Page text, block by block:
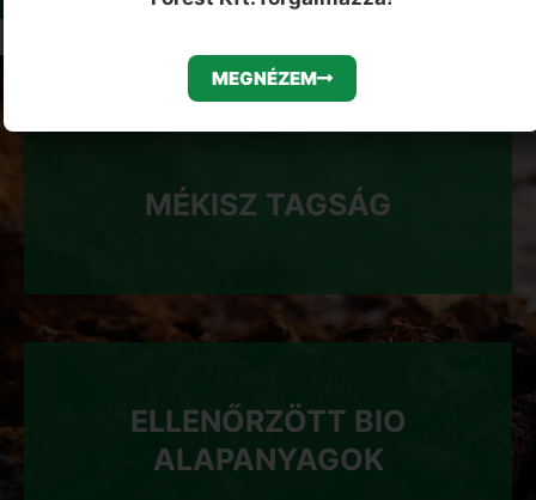
MÉKISZ TAGSÁG
ELLENŐRZÖTT BIO
ALAPANYAGOK
MEGNÉZEM